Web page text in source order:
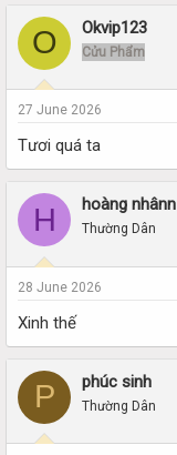
O Okvip123
Cửu Phẩm
27 June 2026
Tươi quá ta
H hoàng nhânn
Thường Dân
28 June 2026
Xinh thế
P phúc sinh
Thường Dân